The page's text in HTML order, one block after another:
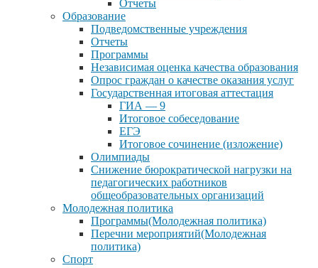
Отчеты
Образование
Подведомственные учреждения
Отчеты
Программы
Независимая оценка качества образования
Опрос граждан о качестве оказания услуг
Государственная итоговая аттестация
ГИА — 9
Итоговое собеседование
ЕГЭ
Итоговое сочинение (изложение)
Олимпиады
Снижение бюрократической нагрузки на
педагогических работников
общеобразовательных организаций
Молодежная политика
Программы(Молодежная политика)
Перечни мероприятий(Молодежная
политика)
Спорт